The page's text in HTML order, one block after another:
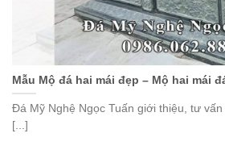
Mẫu Mộ đá hai mái đẹp – Mộ hai mái
Đá Mỹ Nghệ Ngọc Tuấn giới thiệu, tư
[...]